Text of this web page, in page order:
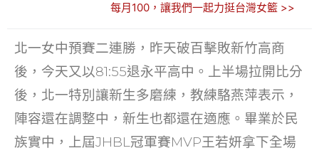
e
b
o
o
k
itt
er
ai
l
C
h
at
k
e
dI
n
每月100，讓我們一起力挺台灣女籃 >>
北一女中預賽二連勝，昨天破百擊敗新竹高商
後，今天又以81:55退永平高中。上半場拉開比分
後，北一特別讓新生多磨練，教練駱燕萍表示，
陣容還在調整中，新生也都還在適應。畢業於民
族實中，上屆JHBL冠軍賽MVP王若妍拿下全場